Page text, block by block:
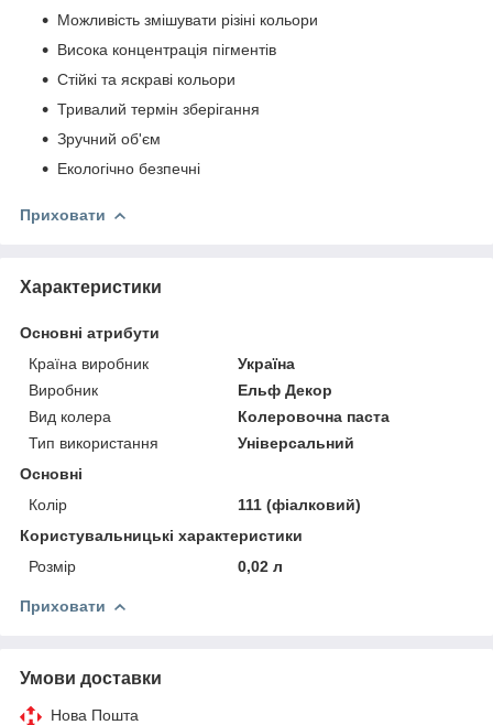
Можливість змішувати різіні кольори
Висока концентрація пігментів
Стійкі та яскраві кольори
Тривалий термін зберігання
Зручний об'єм
Екологічно безпечні
Приховати
Характеристики
Основні атрибути
Країна виробник
Україна
Виробник
Ельф Декор
Вид колера
Колеровочна паста
Тип використання
Універсальний
Основні
Колір
111 (фіалковий)
Користувальницькі характеристики
Розмір
0,02 л
Приховати
Умови доставки
Нова Пошта